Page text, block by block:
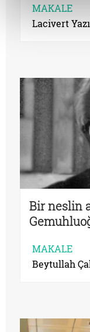
MAKALE
Lacivert
Bir neslin
MAKALE
Beytullah